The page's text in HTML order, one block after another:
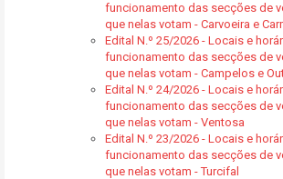
funcionamento das secções de
que nelas votam - Carvoeira e
Edital N.º 25/2026 - Locais e
funcionamento das secções de
que nelas votam - Campelos e
Edital N.º 24/2026 - Locais e
funcionamento das secções de
que nelas votam - Ventosa
Edital N.º 23/2026 - Locais e
funcionamento das secções de
que nelas votam - Turcifal